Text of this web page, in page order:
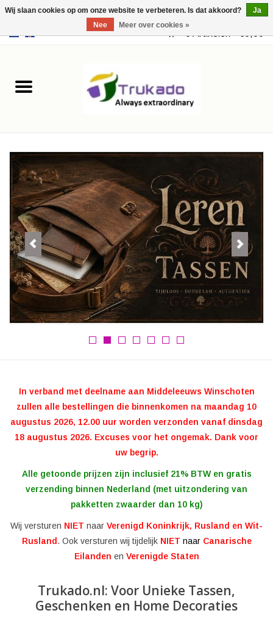
USD 0 Artikelen - €0,00
Leer
Merchandise
Retro Vintage
Gothic Steampunk
Tassen
Veronese Design
In verband met deelname aan Middeleeuws Winschoten
zullen alle bestellingen die binnenkomen na maandag 10
augustus 2026, 12.00 uur worden verzonden vanaf dinsdag
18 augustus 2026. Excuses voor het ongemak. Dank voor
uw begrip.
Alle getoonde prijzen zijn inclusief 21% BTW en gratis
verzending binnen Nederland (met uitzondering van
pakketten zwaarder dan 10 kg)
Wij versturen NIET naar Verenigd Koninkrijk, Rusland en Wit-
Rusland . Ook versturen wij tijdelijk NIET naarCanarische
Eilanden en Verenigde Staten
Trukado.nl: Voor Unieke Tassen,
Geschenken en Home Decoraties
Wij slaan cookies op om onze website te verbeteren. Is dat akkoord?
Ja
Nee
Meer over cookies »